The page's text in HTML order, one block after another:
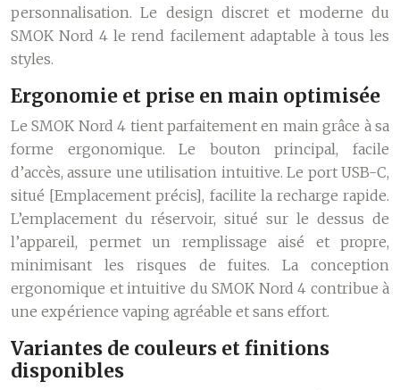
personnalisation. Le design discret et moderne du
SMOK Nord 4 le rend facilement adaptable à tous les
styles.
Ergonomie et prise en main optimisée
Le SMOK Nord 4 tient parfaitement en main grâce à sa
forme ergonomique. Le bouton principal, facile
d’accès, assure une utilisation intuitive. Le port USB-C,
situé [Emplacement précis], facilite la recharge rapide.
L’emplacement du réservoir, situé sur le dessus de
l’appareil, permet un remplissage aisé et propre,
minimisant les risques de fuites. La conception
ergonomique et intuitive du SMOK Nord 4 contribue à
une expérience vaping agréable et sans effort.
Variantes de couleurs et finitions
disponibles